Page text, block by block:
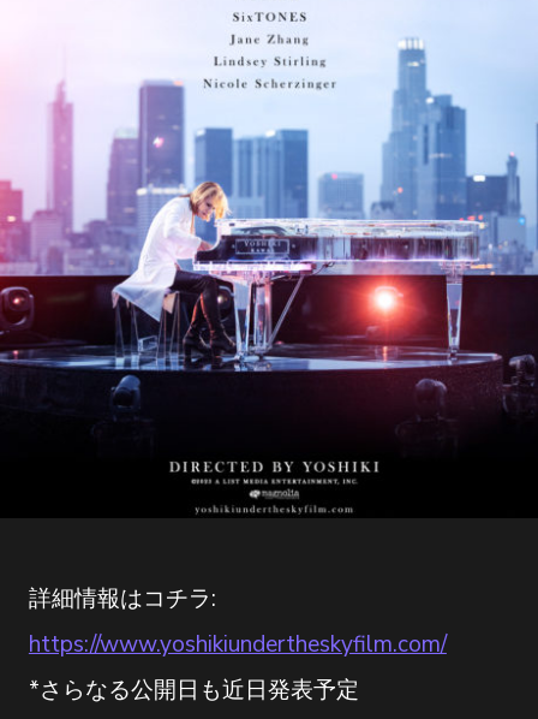
詳細情報はコチラ:
https://www.yoshikiundertheskyfilm.com/
*さらなる公開日も近日発表予定